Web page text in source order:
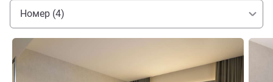
Номер (4)
Подробная информация